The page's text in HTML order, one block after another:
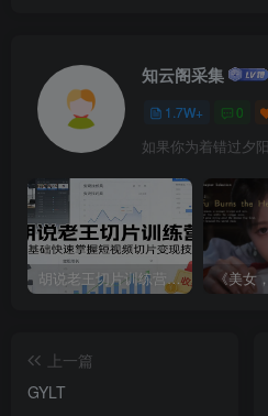
知云阁采集
1.7W+ 0
如果你为着错过夕
胡说老王切片训练营，零基础快速掌握短视频切片变现技巧
上一篇
GYLT